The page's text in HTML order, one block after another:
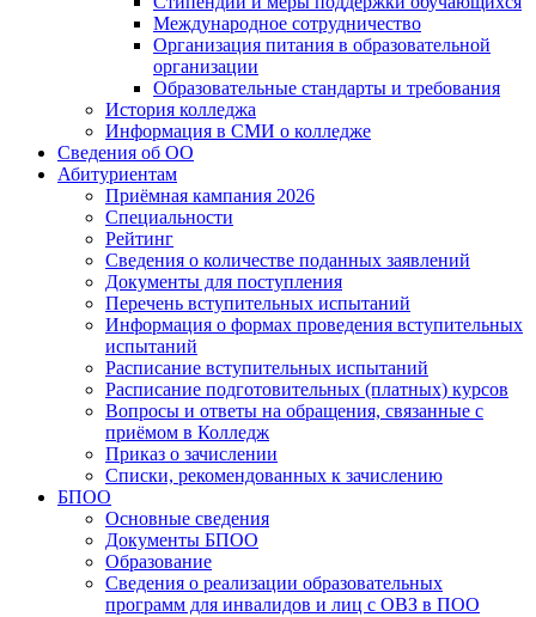
Международное сотрудничество
Организация питания в образовательной
организации
Образовательные стандарты и требования
История колледжа
Информация в СМИ о колледже
Сведения об ОО
Абитуриентам
Приёмная кампания 2026
Специальности
Рейтинг
Сведения о количестве поданных заявлений
Документы для поступления
Перечень вступительных испытаний
Информация о формах проведения вступительных
испытаний
Расписание вступительных испытаний
Расписание подготовительных (платных) курсов
Вопросы и ответы на обращения, связанные с
приёмом в Колледж
Приказ о зачислении
Списки, рекомендованных к зачислению
БПОО
Основные сведения
Документы БПОО
Образование
Сведения о реализации образовательных
программ для инвалидов и лиц с ОВЗ в ПОО